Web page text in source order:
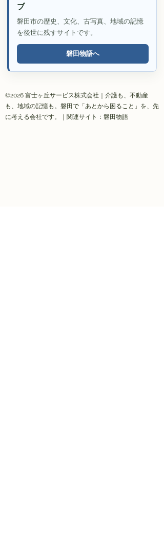
ブ
磐田市の歴史、文化、古写真、地域の記憶
を後世に残すサイトです。
磐田物語へ
©2026 富士ヶ丘サービス株式会社｜介護も、不動産
も、地域の記憶も。磐田で「あとから困ること」を、先
に考える会社です。｜関連サイト：磐田物語